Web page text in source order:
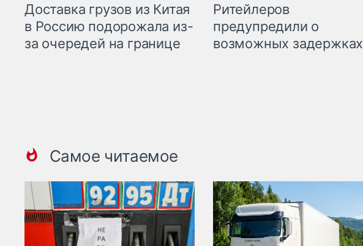
Доставка грузов из Китая
в Россию подорожала из-
за очередей на границе
Ритейлеров
предупредили о
возможных задержках
Самое читаемое